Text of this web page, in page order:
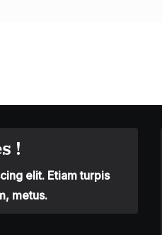
!
elit. Etiam turpis
metus.